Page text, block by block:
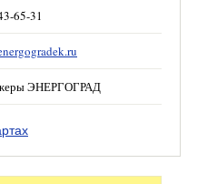
65-31
ЭНЕРГОГРАД